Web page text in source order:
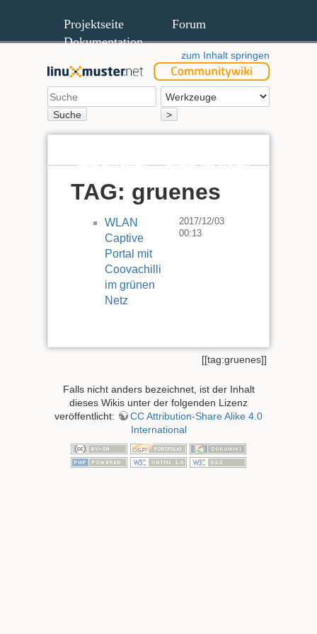
Projektseite
Forum
Dokumentation
zum Inhalt springen
Suche >
Seite anzeigen Ältere Versionen
TAG: gruenes
WLAN
Captive
Portal mit
Coovachilli
im grünen
Netz
2017/12/03
00:13
[[tag:gruenes]]
Falls nicht anders bezeichnet, ist der Inhalt
dieses Wikis unter der folgenden Lizenz
veröffentlicht:
CC Attribution-Share Alike 4.0
International